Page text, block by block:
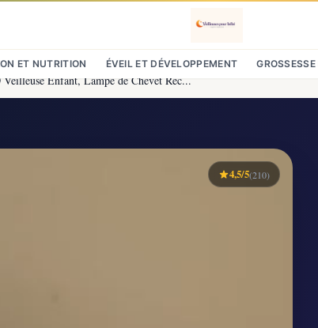
ET NUTRITION ÉVEIL ET DÉVELOPPEMENT
Enfant, Lampe de Chevet Rec...
4,5/5(210)